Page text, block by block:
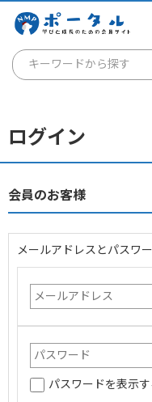
キーワードから探す
通信講座
講座を探す
個人のお客様
法人のお客様
企業情報
ログイン
会員のお客様
メールアドレスとパスワ
パスワードを表示す